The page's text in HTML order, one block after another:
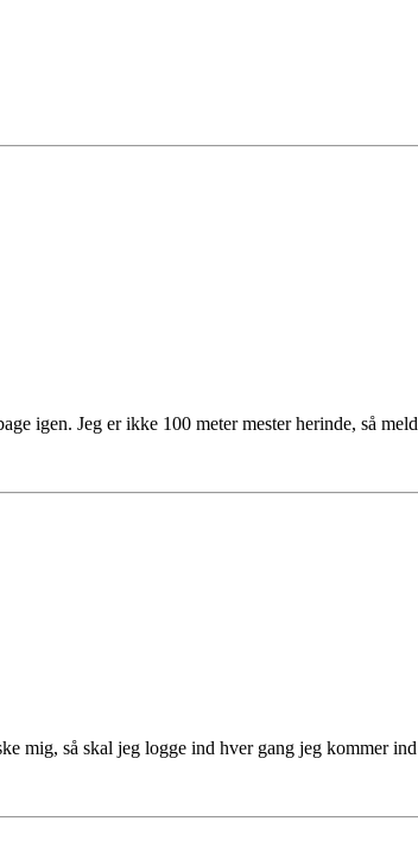
igen. Jeg er ikke 100 meter mester herinde, så
mig, så skal jeg logge ind hver gang jeg kommer